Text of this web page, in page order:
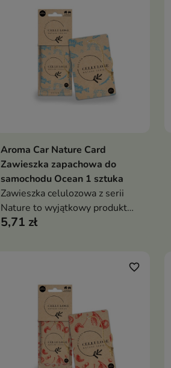
Dodaj do koszyka
Aroma Car Nature Card
Zawieszka zapachowa do
samochodu Ocean 1 sztuka
Zawieszka celulozowa z serii
Nature to wyjątkowy produkt
inspirowany naturą
5,71 zł
favorite_border